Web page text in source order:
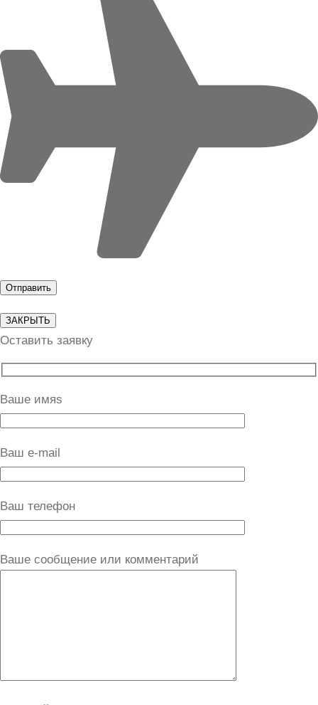
ЗАКРЫТЬ
Оставить заявку
Ваше имяs
Ваш e-mail
Ваш телефон
Ваше сообщение или комментарий